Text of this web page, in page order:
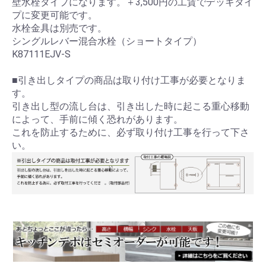
お買い物を続ける カートへ進む
壁水栓タイプになります。＋3,500円の工賃でデッキタイ
プに変更可能です。
水栓金具は別売です。
シングルレバー混合水栓（ショートタイプ）
K87111EJV-S
■引き出しタイプの商品は取り付け工事が必要となりま
す。
引き出し型の流し台は、引き出した時に起こる重心移動
によって、手前に傾く恐れがあります。
これを防止するために、必ず取り付け工事を行って下さ
い。